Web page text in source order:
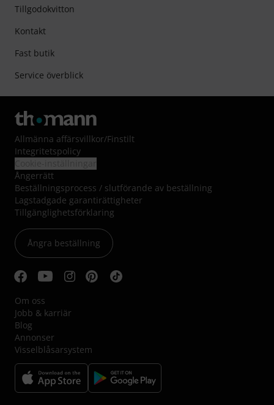
Tillgodokvitton
Kontakt
Fast butik
Service överblick
Allmänna affärsvillkor/Finstilt
Integritetspolicy
Ångerrätt
Beställningsprocess / slutförande av beställning
Lagstadgade garantirättigheter
Tillgänglighetsförklaring
Ångra beställning
Om oss
Jobb & karriär
Blog
Annonser
Visselblåsarsystem